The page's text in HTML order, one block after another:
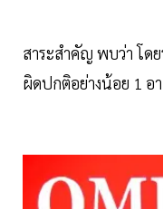
สาระสำคัญ พบว่า โด
ผิดปกติอย่างน้อย 1 อ